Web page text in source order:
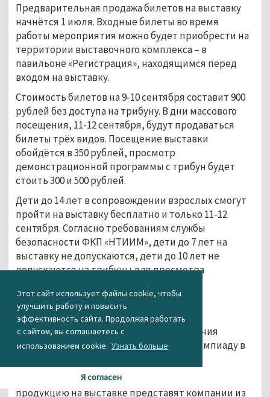
Этот сайт использует файлы cookie, чтобы
улучшить работу и повысить
эффективность сайта. Продолжая работать
с сайтом, вы соглашаетесь с
использованием cookie. Узнать больше
Я согласен
Предварительная продажа билетов на выставку
начнётся 1 июля. Входные билеты во время
работы мероприятия можно будет приобрести на
территории выставочного комплекса – в
павильоне «Регистрация», находящимся перед
входом на выставку.
Стоимость билетов на 9-10 сентября составит 900
рублей без доступа на трибуну. В дни массового
посещения, 11-12 сентября, будут продаваться
билеты трёх видов. Посещение выставки
обойдётся в 350 рублей, просмотр
демонстрационной программы с трибун будет
стоить 300 и 500 рублей.
Дети до 14 лет в сопровождении взрослых смогут
пройти на выставку бесплатно и только 11-12
сентября. Согласно требованиям службы
безопасности ФКП «НТИИМ», дети до 7 лет на
выставку не допускаются, дети до 10 лет не
допускаются на трибуны для просмотра
Также «Уралвагонзавод» позаботился о
качественной картинке мероприятия.
Трансляцией выставки займётся компания
«Панорама», которая показала миру Олимпиаду в
Помимо российских предприятий свою
продукцию на выставке представят компании из